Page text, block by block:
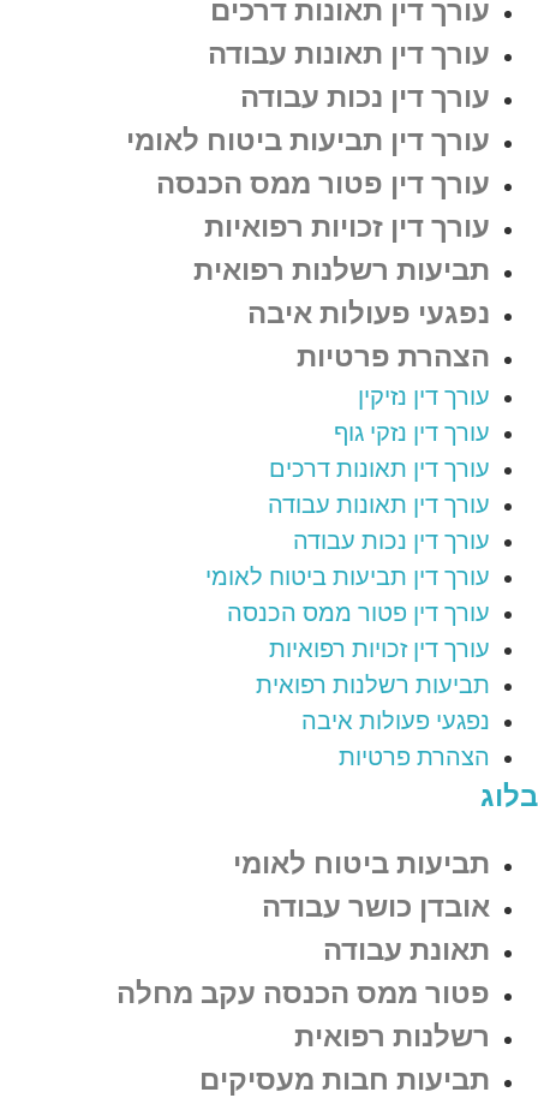
עורך דין תאונות דרכים
עורך דין תאונות עבודה
עורך דין נכות עבודה
עורך דין תביעות ביטוח לאומי
עורך דין פטור ממס הכנסה
עורך דין זכויות רפואיות
תביעות רשלנות רפואית
נפגעי פעולות איבה
הצהרת פרטיות
עורך דין נזיקין
עורך דין נזקי גוף
עורך דין תאונות דרכים
עורך דין תאונות עבודה
עורך דין נכות עבודה
עורך דין תביעות ביטוח לאומי
עורך דין פטור ממס הכנסה
עורך דין זכויות רפואיות
תביעות רשלנות רפואית
נפגעי פעולות איבה
הצהרת פרטיות
בלוג
תביעות ביטוח לאומי
אובדן כושר עבודה
תאונת עבודה
פטור ממס הכנסה עקב מחלה
רשלנות רפואית
תביעות חבות מעסיקים